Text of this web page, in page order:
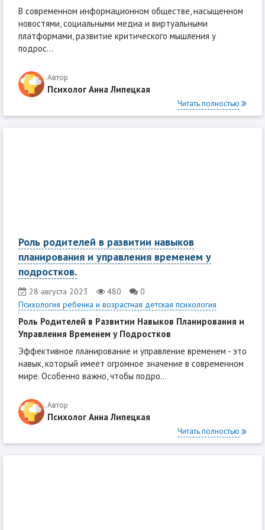
В современном информационном обществе, насыщенном
новостями, социальными медиа и виртуальными
платформами, развитие критического мышления у
подрос...
Автор
Психолог Анна Липецкая
Читать полностью
Роль родителей в развитии навыков
планирования и управления временем у
подростков.
28 августа 2023 480
0
Психология ребенка и возрастная детская психология
Роль Родителей в Развитии Навыков Планирования и
Управления Временем у Подростков
Эффективное планирование и управление временем - это
навык, который имеет огромное значение в современном
мире. Особенно важно, чтобы подро...
Автор
Психолог Анна Липецкая
Читать полностью